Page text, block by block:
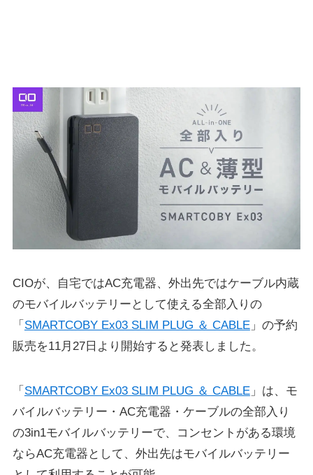
CIOが、自宅ではAC充電器、外出先ではケーブル内蔵
のモバイルバッテリーとして使える全部入りの
「 SMARTCOBY Ex03 SLIM PLUG ＆ CABLE」の予約
販売を11月27日より開始すると発表しました。
「 SMARTCOBY Ex03 SLIM PLUG ＆ CABLE」は、モ
バイルバッテリー・AC充電器・ケーブルの全部入り
の3in1モバイルバッテリーで、コンセントがある環境
ならAC充電器として、外出先はモバイルバッテリー